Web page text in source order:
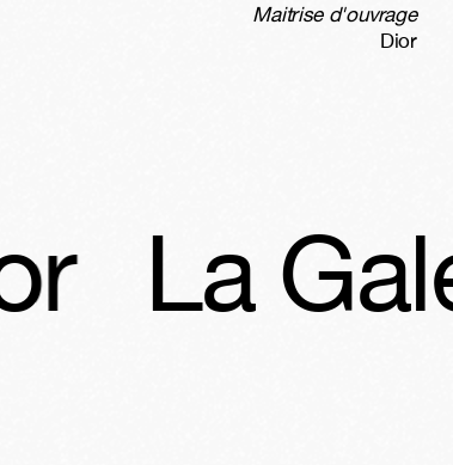
Maitrise d'ouvrage
Dior
Dior